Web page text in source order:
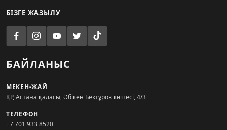
БІЗГЕ ЖАЗЫЛУ
БАЙЛАНЫС
МЕКЕН-ЖАЙ
ҚР, Астана қаласы, Әбікен Бектұров көшесі, 4/3
ТЕЛЕФОН
+7 701 933 8520